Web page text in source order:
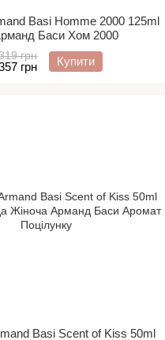
Basi Homme 2000 125ml
Баси Хом 2000
грн
грн Купити
Basi Scent of Kiss 50ml